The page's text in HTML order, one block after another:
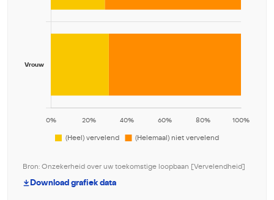
Bron: Onzekerheid over uw toekomstige loopbaan [Vervelendheid]
Download grafiek data